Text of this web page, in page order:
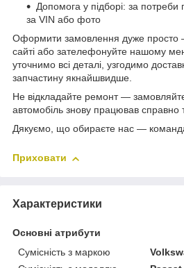
Допомога у підборі: за потреби
за VIN або фото
Оформити замовлення дуже просто
сайті або зателефонуйте нашому
уточнимо всі деталі, узгодимо
запчастину якнайшвидше.
Не відкладайте ремонт —
автомобіль знову працював справно
Дякуємо, що обираєте нас —
Приховати
Характеристики
Основні атрибути
Сумісність з маркою